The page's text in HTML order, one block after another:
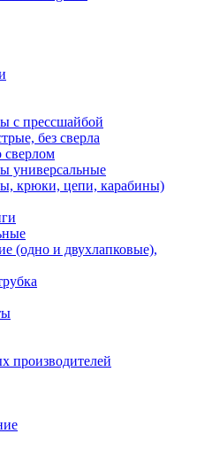
с прессшайбой
без сверла
сверлом
универсальные
крюки, цепи, карабины)
(одно и двухлапковые),
производителей